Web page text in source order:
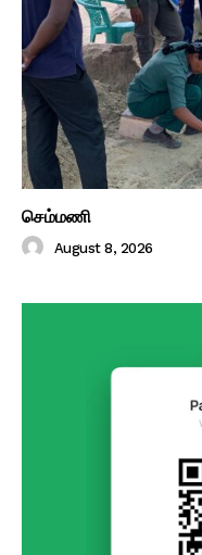
செம்மணி
August 8, 2026